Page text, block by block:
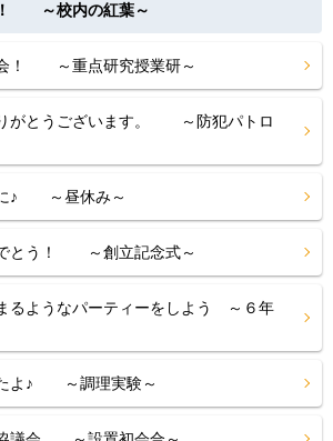
！ ～校内の紅葉～
！ ～重点研究授業研～
がとうございます。 ～防犯パトロ
に♪ ～昼休み～
とう！ ～創立記念式～
るようなパーティーをしよう ～６年
よ♪ ～調理実験～